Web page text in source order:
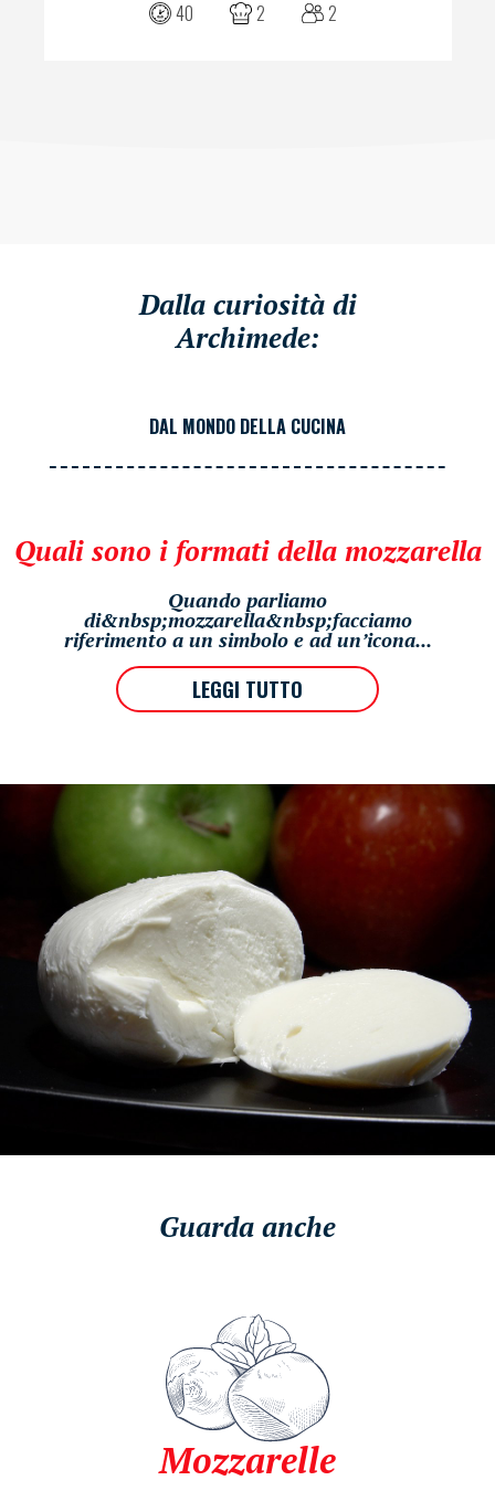
40 2 2
Dalla curiosità di
Archimede:
DAL MONDO DELLA CUCINA
Quali sono i formati della mozzarella
Quando parliamo
di&nbsp;mozzarella&nbsp;facciamo
riferimento a un simbolo e ad un’icona...
LEGGI TUTTO
Guarda anche
Mozzarelle